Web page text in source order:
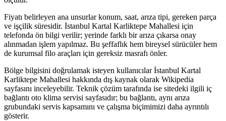
Fiyatı belirleyen ana unsurlar konum, saat, arıza tipi, gereken parça
ve işçilik süresidir. İstanbul Kartal Karliktepe Mahallesi için
telefonda ön bilgi verilir; yerinde farklı bir arıza çıkarsa onay
alınmadan işlem yapılmaz. Bu şeffaflık hem bireysel sürücüler hem
de kurumsal filo araçları için gereksiz masrafı önler.
Bölge bilgisini doğrulamak isteyen kullanıcılar İstanbul Kartal
Karliktepe Mahallesi hakkında dış kaynak olarak Wikipedia
sayfasını inceleyebilir. Teknik çözüm tarafında ise sitedeki ilgili iç
bağlantı oto klima servisi sayfasıdır; bu bağlantı, aynı arıza
grubundaki servis kapsamını ve çalışma biçimimizi daha ayrıntılı
gösterir.